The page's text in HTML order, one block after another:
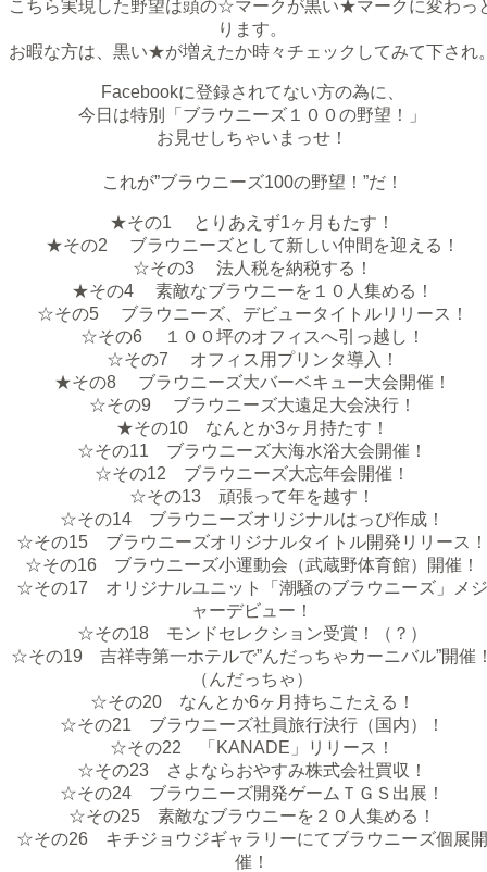
こちら実現した野望は頭の☆マークが黒い★マークに変わっ
ります。
お暇な方は、黒い★が増えたか時々チェックしてみて下され
Facebookに登録されてない方の為に、
今日は特別「ブラウニーズ１００の野望！」
お見せしちゃいまっせ！
これが”ブラウニーズ100の野望！”だ！
★その1 とりあえず1ヶ月もたす！
★その2 ブラウニーズとして新しい仲間を迎える！
☆その3 法人税を納税する！
★その4 素敵なブラウニーを１０人集める！
☆その5 ブラウニーズ、デビュータイトルリリース！
☆その6 １００坪のオフィスへ引っ越し！
☆その7 オフィス用プリンタ導入！
★その8 ブラウニーズ大バーベキュー大会開催！
☆その9 ブラウニーズ大遠足大会決行！
★その10 なんとか3ヶ月持たす！
☆その11 ブラウニーズ大海水浴大会開催！
☆その12 ブラウニーズ大忘年会開催！
☆その13 頑張って年を越す！
☆その14 ブラウニーズオリジナルはっぴ作成！
☆その15 ブラウニーズオリジナルタイトル開発リリース！
☆その16 ブラウニーズ小運動会（武蔵野体育館）開催！
☆その17 オリジナルユニット「潮騒のブラウニーズ」メジ
ャーデビュー！
☆その18 モンドセレクション受賞！（？）
☆その19 吉祥寺第一ホテルで”んだっちゃカーニバル”開催
（んだっちゃ）
☆その20 なんとか6ヶ月持ちこたえる！
☆その21 ブラウニーズ社員旅行決行（国内）！
☆その22 「KANADE」リリース！
☆その23 さよならおやすみ株式会社買収！
☆その24 ブラウニーズ開発ゲームＴＧＳ出展！
☆その25 素敵なブラウニーを２０人集める！
☆その26 キチジョウジギャラリーにてブラウニーズ個展開
催！